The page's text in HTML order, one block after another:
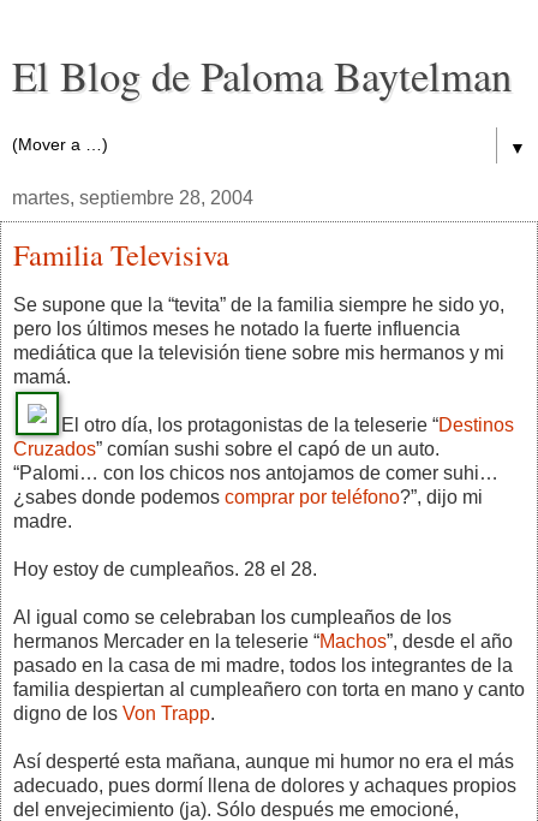
El Blog de Paloma Baytelman
▼
martes, septiembre 28, 2004
Familia Televisiva
Se supone que la “tevita” de la familia siempre he sido yo,
pero los últimos meses he notado la fuerte influencia
mediática que la televisión tiene sobre mis hermanos y mi
mamá.
El otro día, los protagonistas de la teleserie “Destinos
Cruzados” comían sushi sobre el capó de un auto.
“Palomi… con los chicos nos antojamos de comer suhi…
¿sabes donde podemos comprar por teléfono?”, dijo mi
madre.
Hoy estoy de cumpleaños. 28 el 28.
Al igual como se celebraban los cumpleaños de los
hermanos Mercader en la teleserie “Machos”, desde el año
pasado en la casa de mi madre, todos los integrantes de la
familia despiertan al cumpleañero con torta en mano y canto
digno de los Von Trapp.
Así desperté esta mañana, aunque mi humor no era el más
adecuado, pues dormí llena de dolores y achaques propios
del envejecimiento (ja). Sólo después me emocioné,